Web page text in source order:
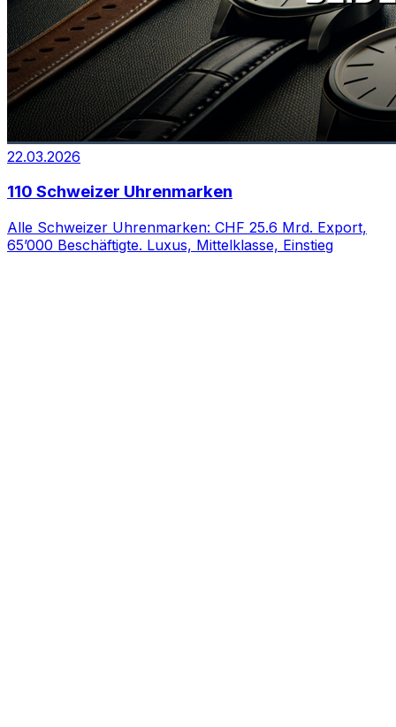
22.03.2026
110 Schweizer Uhrenmarken
Alle Schweizer Uhrenmarken: CHF 25.6 Mrd. Export,
65’000 Beschäftigte. Luxus, Mittelklasse, Einstieg